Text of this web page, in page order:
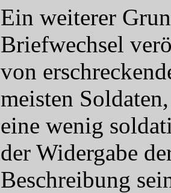
Ein weiterer
Briefwechsel
von
meisten
eine wenig
der Widergabe
Beschreibung